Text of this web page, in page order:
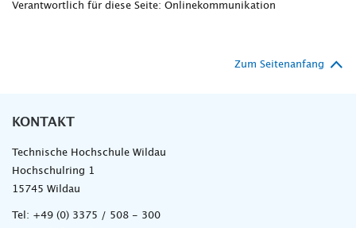
Verantwortlich für diese Seite: Onlinekommunikation
Zum Seitenanfang
KONTAKT
Technische Hochschule Wildau
Hochschulring 1
15745 Wildau
Tel: +49 (0) 3375 / 508 - 300